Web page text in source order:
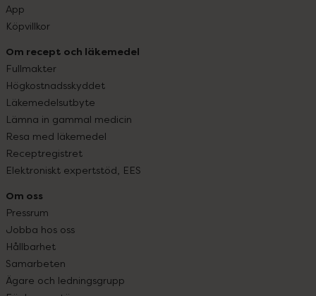
App
Köpvillkor
Om recept och läkemedel
Fullmakter
Högkostnadsskyddet
Läkemedelsutbyte
Lämna in gammal medicin
Resa med läkemedel
Receptregistret
Elektroniskt expertstöd, EES
Om oss
Pressrum
Jobba hos oss
Hållbarhet
Samarbeten
Ägare och ledningsgrupp